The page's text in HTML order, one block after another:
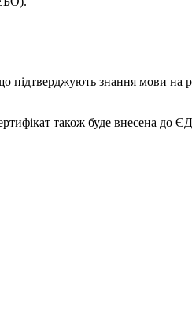
підтверджують знання мови на
також буде внесена до